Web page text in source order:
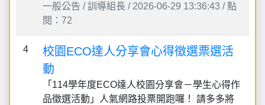
一般公告 / 訓導組長 / 2026-06-29 13:36:43 / 點
閱：72
4
校園ECO達人分享會心得徵選票選活
動
「114學年度ECO達人校園分享會－學生心得作
品徵選活動」人氣網路投票開跑囉！ 請多多將